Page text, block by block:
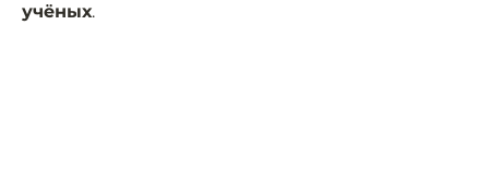
учёных.